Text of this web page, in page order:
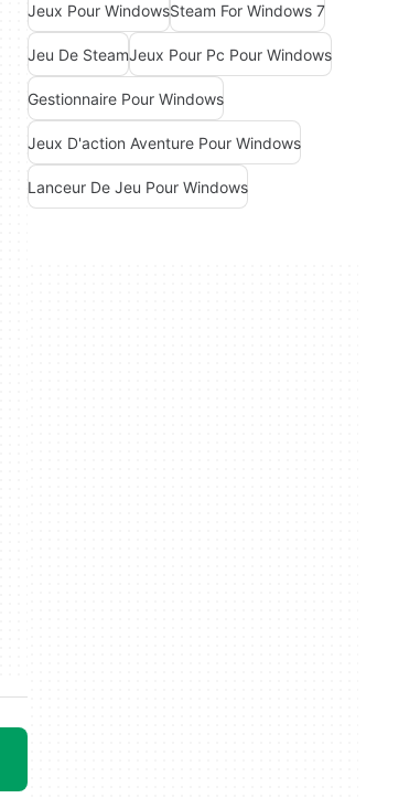
Jeux Pour WindowsSteam For Windows 7
Jeu De SteamJeux Pour Pc Pour Windows
Gestionnaire Pour Windows
Jeux D'action Aventure Pour Windows
Lanceur De Jeu Pour Windows